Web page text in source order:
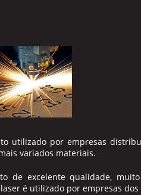
utilizado por empresas
variados materiais.
de excelente qualidade,
é utilizado por empresas